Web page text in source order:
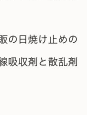
の日焼け止めの
吸収剤と散乱剤